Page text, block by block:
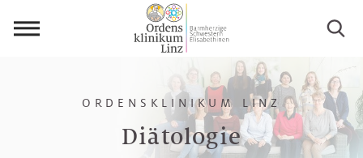
Diätologie
ORDENSKLINIKUM LINZ